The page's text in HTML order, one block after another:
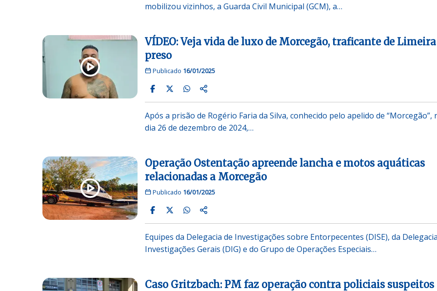
mobilizou vizinhos, a Guarda Civil Municipal (GCM), a…
VÍDEO: Veja vida de luxo de Morcegão, traficante de Limeira
preso
Publicado 16/01/2025
Após a prisão de Rogério Faria da Silva, conhecido pelo apelido de “Morcegão”,
dia 26 de dezembro de 2024,…
Operação Ostentação apreende lancha e motos aquáticas
relacionadas a Morcegão
Publicado 16/01/2025
Equipes da Delegacia de Investigações sobre Entorpecentes (DISE), da
Investigações Gerais (DIG) e do Grupo de Operações Especiais…
Caso Gritzbach: PM faz operação contra policiais suspeitos